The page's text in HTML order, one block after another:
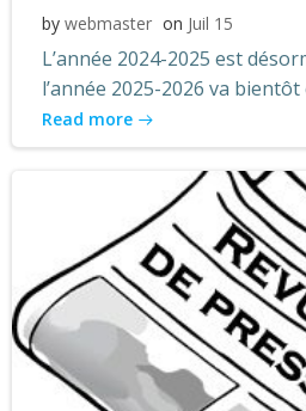
by webmaster on Juil 15
L’année 2024-2025 est
l’année 2025-2026 va
Read more